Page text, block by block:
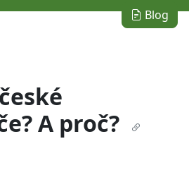
Blog
A proč?